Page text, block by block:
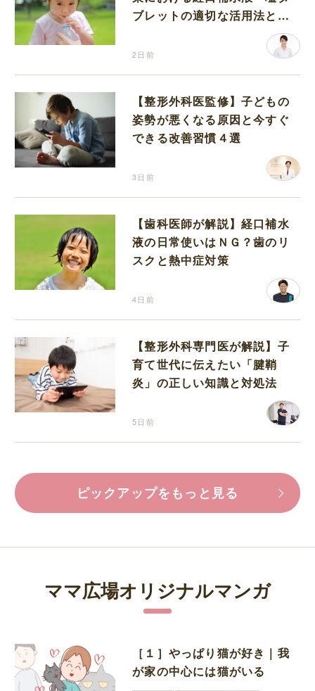
ブレットの適切な活用法と水
2日前
【整形外科医監修】子どもの
姿勢が悪くなる原因と今すぐ
できる改善習慣４選
3日前
【歯科医師が解説】経口補水
液の日常使いはＮＧ？歯のリ
スクと熱中症対策
4日前
【整形外科専門医が解説】子
育て世代に伝えたい「腱鞘
炎」の正しい知識と対処法
5日前
ピックアップをもっと見る
ママ広場オリジナルマンガ
［１］やっぱり猫が好き｜我
が家の中心には猫がいる